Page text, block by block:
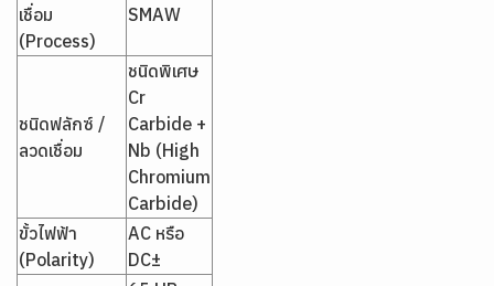
เชื่อม
(Process)
SMAW
ชนิดฟลักซ์ /
ลวดเชื่อม
ชนิดพิเศษ
Cr
Carbide +
Nb (High
Chromium
Carbide)
ขั้วไฟฟ้า
(Polarity)
AC หรือ
DC±